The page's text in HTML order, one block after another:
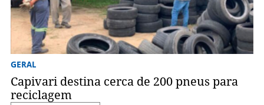
GERAL
Capivari destina cerca de 200 pneus para
reciclagem